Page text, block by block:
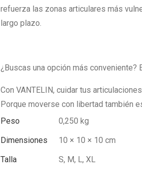
refuerza las zonas articulares más
largo plazo.
¿Buscas una opción más conveniente?
Con VANTELIN, cuidar tus
Porque moverse con libertad también
Peso
0,250 kg
Dimensiones
10 × 10 × 10 cm
Talla
S, M, L, XL